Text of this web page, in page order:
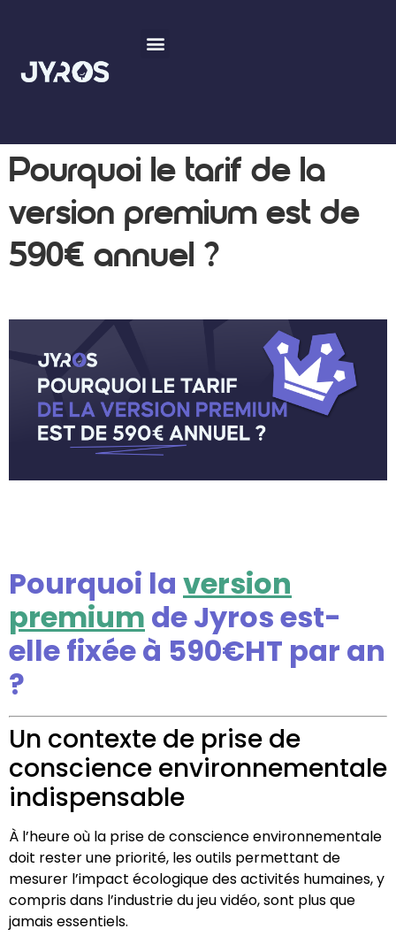
Pourquoi le tarif de la
version premium est de
590€ annuel ?
Pourquoi la version
premium de Jyros est-
elle fixée à 590€HT par an
?
Un contexte de prise de
conscience environnementale
indispensable
À l’heure où la prise de conscience environnementale
doit rester une priorité, les outils permettant de
mesurer l’impact écologique des activités humaines, y
compris dans l’industrie du jeu vidéo, sont plus que
jamais essentiels.